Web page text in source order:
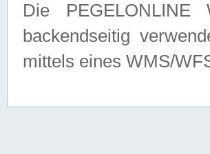
Die PEGELONLINE
backendseitig
mittels eines WMS/